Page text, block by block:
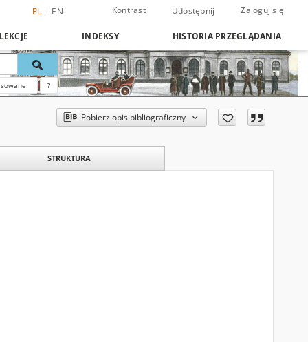
PL EN Kontrast Udostępnij Zaloguj się
INDEKSY HISTORIA PRZEGLĄDANIA
?
Pobierz opis bibliograficzny
STRUKTURA